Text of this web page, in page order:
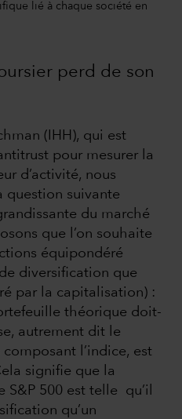
lié à chaque société en
perd de son
(IHH), qui est
pour mesurer la
d’activité, nous
question suivante
du marché
que l’on souhaite
équipondéré
diversification que
par la capitalisation) :
théorique doit-
autrement dit le
l’indice, est
signifie que la
S&P 500 est telle qu’il
qu’un